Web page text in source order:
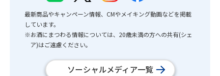
最新商品やキャンペーン情報、CMやメイキング動画などを掲載
しています。
※お酒にまつわる情報については、20歳未満の方への共有(シェ
ア)はご遠慮ください。
ソーシャルメディア一覧